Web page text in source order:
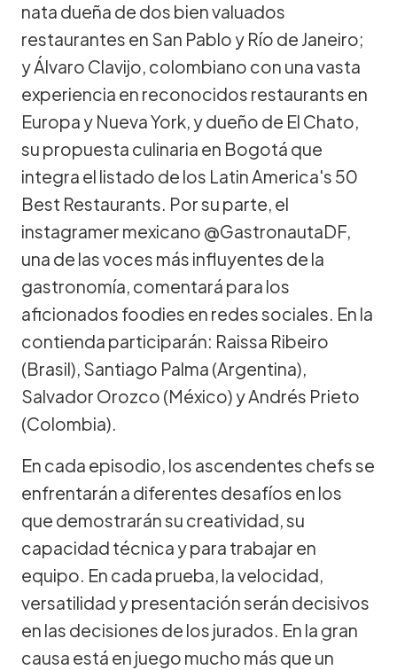
nata dueña de dos bien valuados
restaurantes en San Pablo y Río de Janeiro;
y Álvaro Clavijo, colombiano con una vasta
experiencia en reconocidos restaurants en
Europa y Nueva York, y dueño de El Chato,
su propuesta culinaria en Bogotá que
integra el listado de los Latin America's 50
Best Restaurants. Por su parte, el
instagramer mexicano @GastronautaDF,
una de las voces más influyentes de la
gastronomía, comentará para los
aficionados foodies en redes sociales. En la
contienda participarán: Raissa Ribeiro
(Brasil), Santiago Palma (Argentina),
Salvador Orozco (México) y Andrés Prieto
(Colombia).
En cada episodio, los ascendentes chefs se
enfrentarán a diferentes desafíos en los
que demostrarán su creatividad, su
capacidad técnica y para trabajar en
equipo. En cada prueba, la velocidad,
versatilidad y presentación serán decisivos
en las decisiones de los jurados. En la gran
causa está en juego mucho más que un